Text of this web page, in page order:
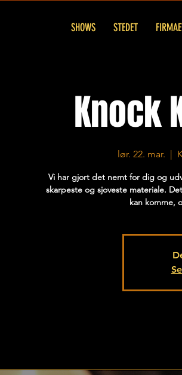
SHOWS STEDET
Knock
lør. 22. mar.
  |
Vi har gjort det nemt for dig og
skarpeste og sjoveste materiale.
kan komme,